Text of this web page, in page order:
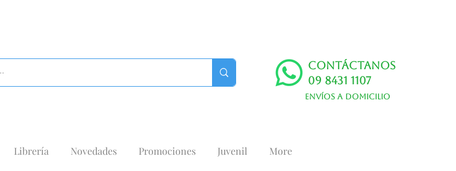
Contáctanos
09 8431 1107
Envíos a domicilio
Librería Novedades Promociones Juvenil More